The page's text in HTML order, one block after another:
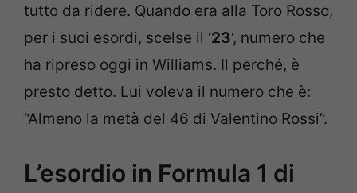
tutto da ridere. Quando era alla Toro Rosso,
per i suoi esordi, scelse il ‘23‘, numero che
ha ripreso oggi in Williams. Il perché, è
presto detto. Lui voleva il numero che è:
“Almeno la metà del 46 di Valentino Rossi”.
L’esordio in Formula 1 di